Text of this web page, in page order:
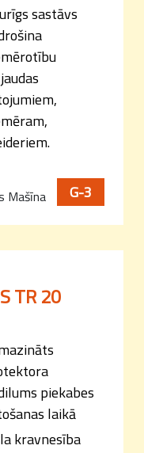
sastāvs
Mašīna G-3
TR 20
piekabes
laikā
kravnesība